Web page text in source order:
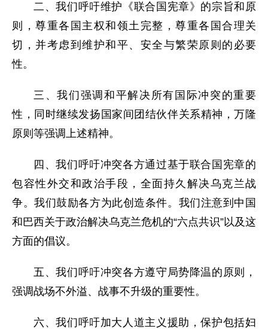
二、我们呼吁维护《联合国宪章》的宗旨和原
则，尊重各国主权和领土完整，尊重各国合理关
切，并考虑到维护和平、安全与繁荣原则的必要
性。
三、我们强调和平解决所有国际冲突的重要
性，同时继续发扬国家间团结伙伴关系精神，万隆
原则等强调上述精神。
四、我们呼吁冲突各方通过基于联合国宪章的
包容性外交和政治手段，全面持久解决乌克兰战
争。我们鼓励各方为此创造条件。我们注意到中国
和巴西关于政治解决乌克兰危机的“六点共识”以及这
方面的倡议。
五、我们呼吁冲突各方遵守局势降温的原则，
强调战场不外溢、战事不升级的重要性。
六、我们呼吁加大人道主义援助，保护包括妇